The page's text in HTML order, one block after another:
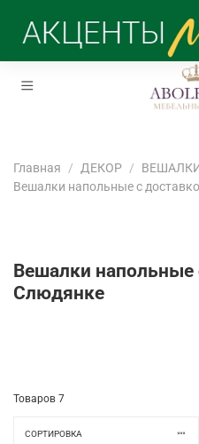
Главная ДЕКОР
Вешалки напольные с
Вешалки напольные
Слюдянке
Товаров 7
СОРТИРОВКА